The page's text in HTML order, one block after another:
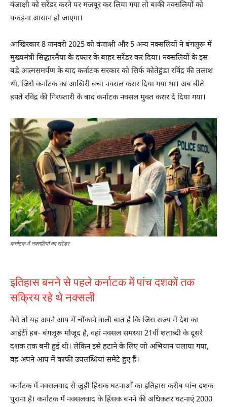
वंजाक्षी को सरेंडर करने पर मजबूर कर लिया गया तो बाकी नक्सलियों को
पकड़ना आसान हो जाएगा।
आखिरकार 8 जनवरी 2025 को वंजाक्षी और 5 अन्य नक्सलियों ने बंगलूरू में
मुख्यमंत्री सिद्धारमैया के दफ्तर के बाहर सरेंडर कर दिया। नक्सलियों के इस
बड़े आत्मसमर्पण के बाद कर्नाटक सरकार को सिर्फ कोतेहुंडा रविंद्र की तलाश
थी, जिसे कर्नाटक का आखिरी बचा नक्सल करार दिया गया था। अब बीते
हफ्ते रविंद्र की गिरफ्तारी के बाद कर्नाटक नक्सल मुक्त करार दे दिया गया।
कर्नाटक में नक्सलियों का सरेंडर
इतिहास बनने से पहले कर्नाटक में पांच दशकों तक
सक्रिय रहे थे नक्सली
वैसे तो यह अपने आप में चौंकाने वाली बात है कि जिस राज्य में देश का
आईटी हब- बंगलूरू मौजूद है, वहां नक्सल समस्या 21वीं शताब्दी के दूसरे
दशक तक बनी हुई थी। लेकिन इसे हटाने के लिए जो अभियान चलाया गया,
वह अपने आप में काफी उपलब्धियां समेटे हुए हैं।
कर्नाटक में नक्सलवाद से जुड़ी हिंसक घटनाओं का इतिहास करीब पांच दशक
पुराना है। कर्नाटक में नक्सलवाद के हिंसक बनने की अधिकतर घटनाएं 2000